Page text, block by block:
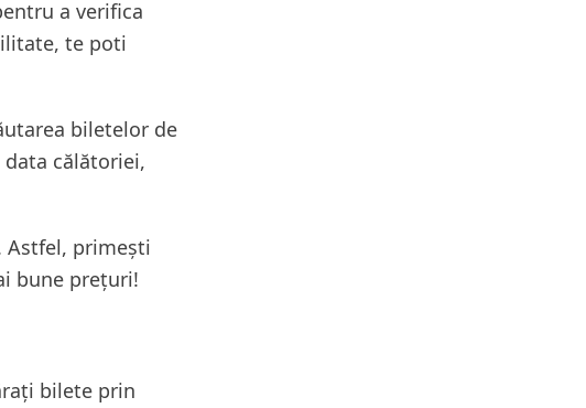
a verifica
te poti
biletelor de
călătoriei,
Astfel, primești
bune prețuri!
bilete prin